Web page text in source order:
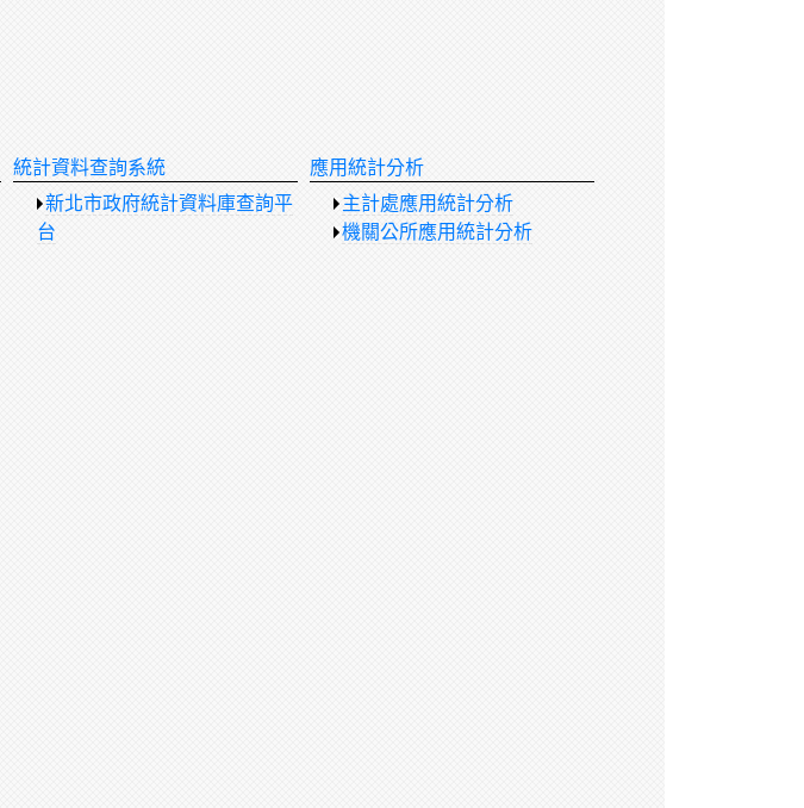
統計資料查詢系統
新北市政府統計資料庫查詢平
台
應用統計分析
主計處應用統計分析
機關公所應用統計分析